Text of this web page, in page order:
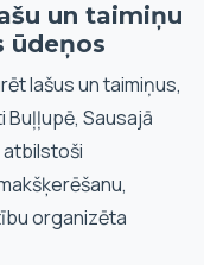
un taimiņu
ūdeņos
lašus un taimiņus,
Buļļupē, Sausajā
atbilstoši
organizēta